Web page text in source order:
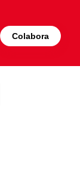
Colabora